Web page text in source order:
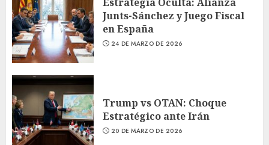
Junts-Sánchez y Juego Fiscal
en España
24 DE MARZO DE 2026
Trump vs OTAN: Choque
Estratégico ante Irán
20 DE MARZO DE 2026